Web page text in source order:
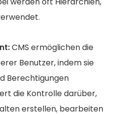
CMS ermöglichen die
Benutzer, indem sie
Berechtigungen
die Kontrolle darüber,
erstellen, bearbeiten